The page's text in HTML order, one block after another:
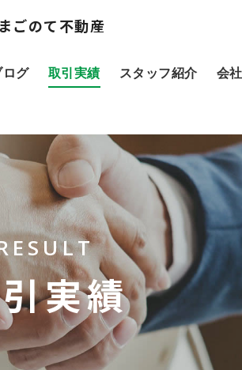
ログ 取引実績 スタッフ紹介 会
実績